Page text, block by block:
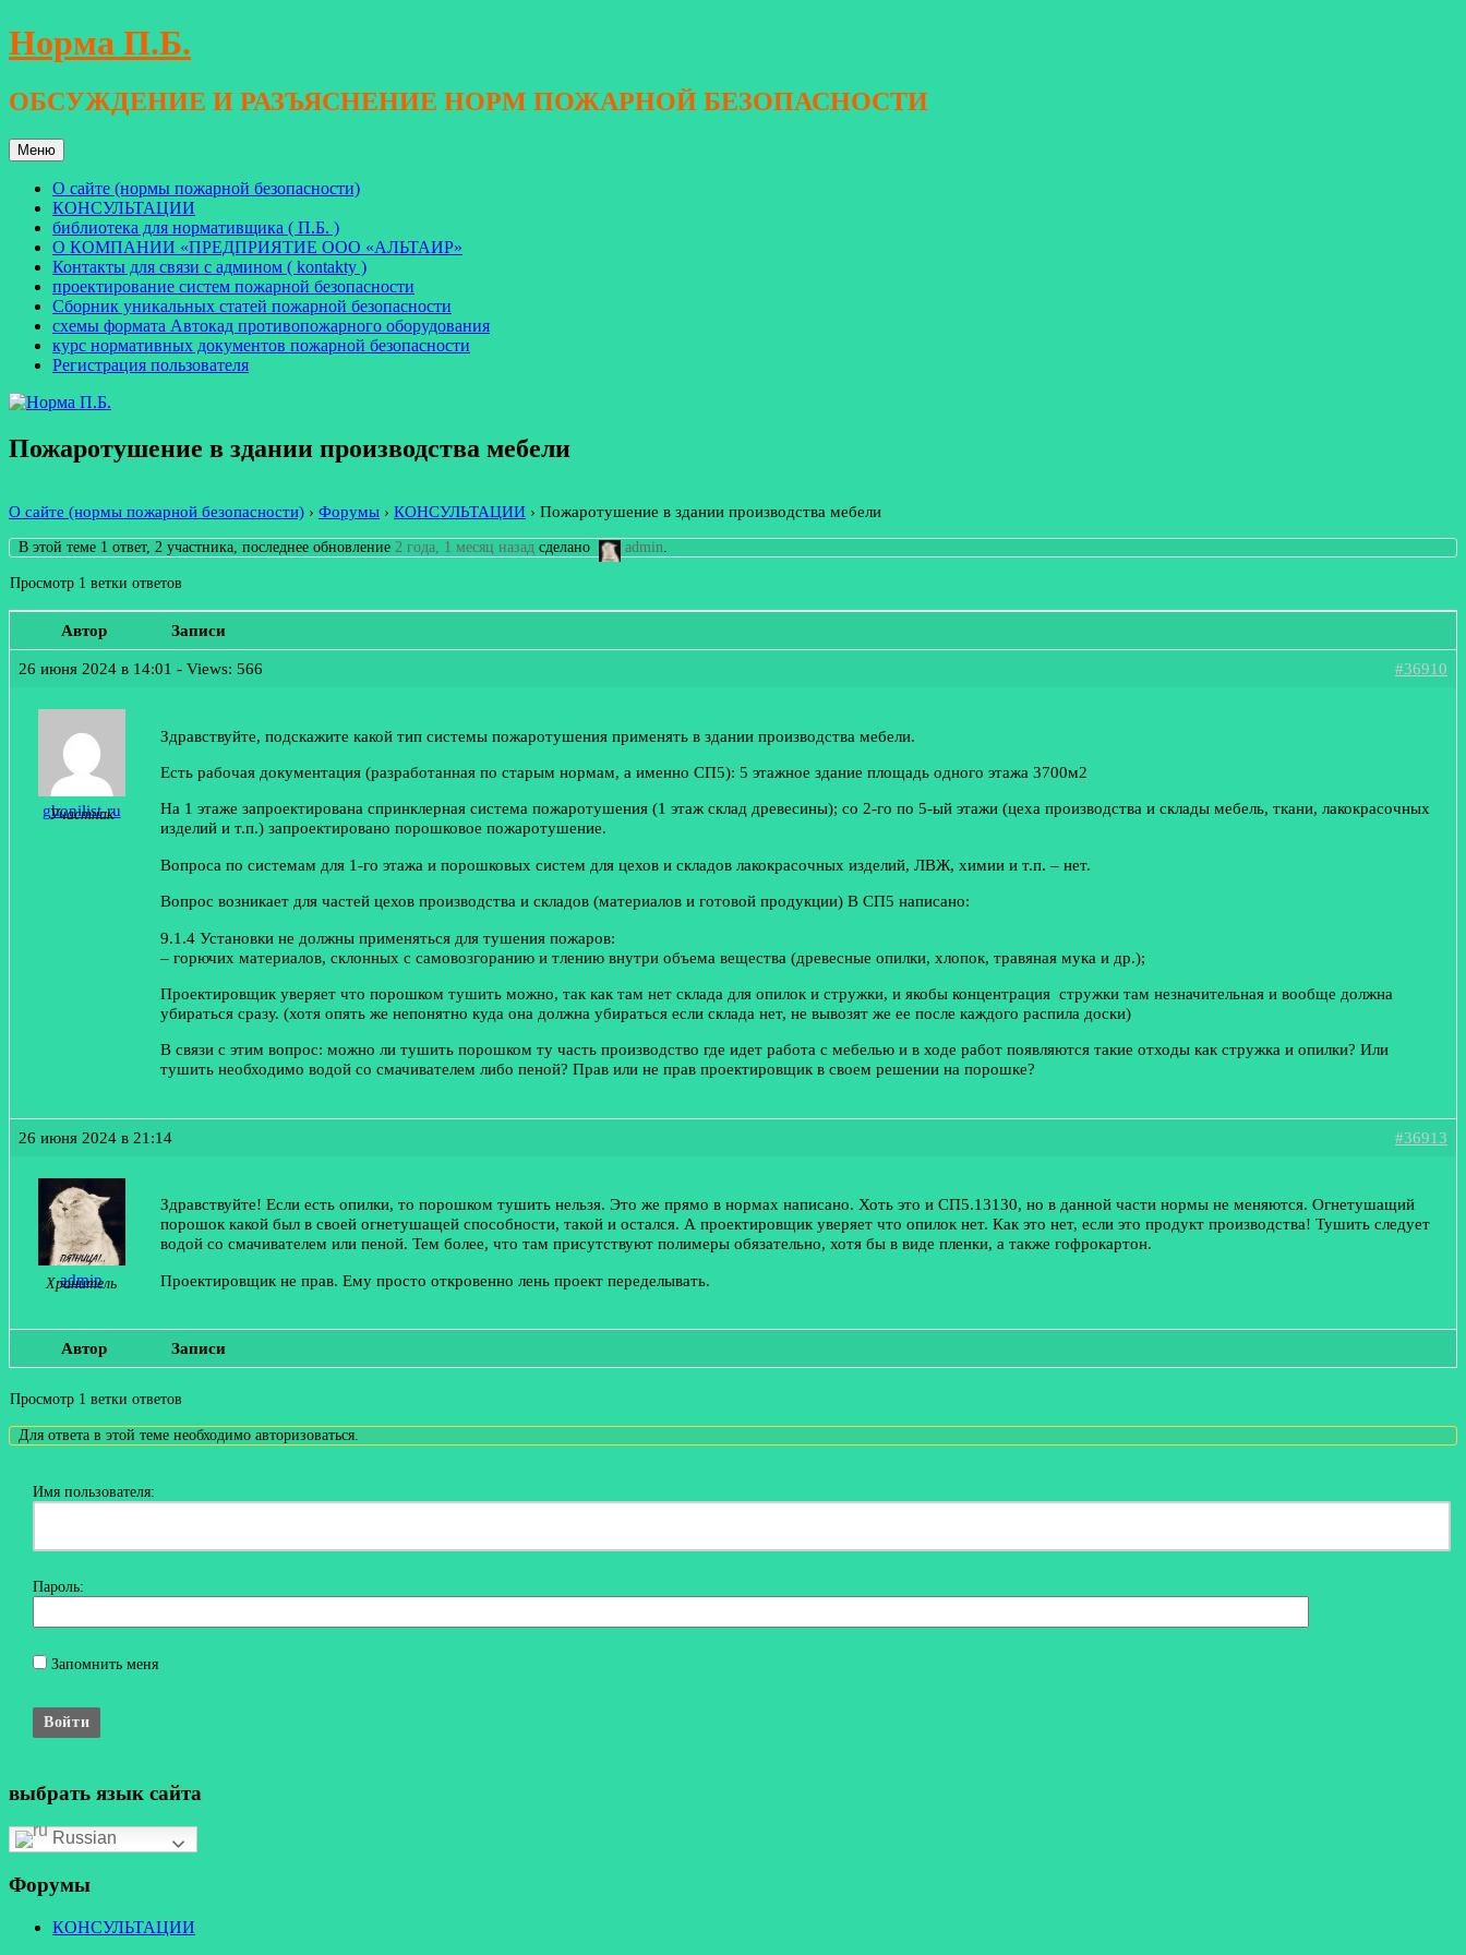
Перейти
к
Норма П.Б.
ОБСУЖДЕНИЕ И РАЗЪЯСНЕНИЕ НОРМ ПОЖАРНОЙ БЕЗОПАСНОСТИ
Меню
О сайте (нормы пожарной безопасности)
КОНСУЛЬТАЦИИ
библиотека для нормативщика ( П.Б. )
О КОМПАНИИ «ПРЕДПРИЯТИЕ ООО «АЛЬТАИР»
Контакты для связи с админом ( kontakty )
проектирование систем пожарной безопасности
Сборник уникальных статей пожарной безопасности
схемы формата Автокад противопожарного оборудования
курс нормативных документов пожарной безопасности
Регистрация пользователя
Пожаротушение в здании производства мебели
О сайте (нормы пожарной безопасности) › Форумы › КОНСУЛЬТАЦИИ › Пожаротушение в здании производства мебели
В этой теме 1 ответ, 2 участника, последнее обновление 2 года, 1 месяц назад сделано admin
Просмотр 1 ветки ответов
Автор Записи
26 июня 2024 в 14:01 - Views: 566 #36910
ghonilist-ru
Участник
Здравствуйте, подскажите какой тип системы пожаротушения применять в здании производства мебели.
Есть рабочая документация (разработанная по старым нормам, а именно СП5): 5 этажное здание площадь одного этажа 3700м2
На 1 этаже запроектирована спринклерная система пожаротушения (1 этаж склад древесины); со 2-го по 5-ый этажи (цеха производства и склады мебель, ткани, лакокрасочных
изделий и т.п.) запроектировано порошковое пожаротушение.
Вопроса по системам для 1-го этажа и порошковых систем для цехов и складов лакокрасочных изделий, ЛВЖ, химии и т.п. – нет.
Вопрос возникает для частей цехов производства и складов (материалов и готовой продукции) В СП5 написано:
9.1.4 Установки не должны применяться для тушения пожаров:
– горючих материалов, склонных с самовозгоранию и тлению внутри объема вещества (древесные опилки, хлопок, травяная мука и др.);
Проектировщик уверяет что порошком тушить можно, так как там нет склада для опилок и стружки, и якобы концентрация стружки там незначительная и вообще должна
убираться сразу. (хотя опять же непонятно куда она должна убираться если склада нет, не вывозят же ее после каждого распила доски)
В связи с этим вопрос: можно ли тушить порошком ту часть производство где идет работа с мебелью и в ходе работ появляются такие отходы как стружка и опилки? Или
тушить необходимо водой со смачивателем либо пеной? Прав или не прав проектировщик в своем решении на порошке?
26 июня 2024 в 21:14 #36913
admin
Хранитель
Здравствуйте! Если есть опилки, то порошком тушить нельзя. Это же прямо в нормах написано. Хоть это и СП5.13130, но в данной части нормы не меняются. Огнетушащий
порошок какой был в своей огнетушащей способности, такой и остался. А проектировщик уверяет что опилок нет. Как это нет, если это продукт производства! Тушить следует
водой со смачивателем или пеной. Тем более, что там присутствуют полимеры обязательно, хотя бы в виде пленки, а также гофрокартон.
Проектировщик не прав. Ему просто откровенно лень проект переделывать.
Автор Записи
Просмотр 1 ветки ответов
Для ответа в этой теме необходимо авторизоваться.
Имя пользователя:
Пароль:
Запомнить меня
Войти
выбрать язык сайта
Russian
Форумы
КОНСУЛЬТАЦИИ